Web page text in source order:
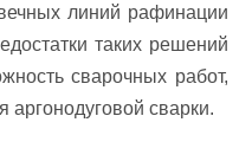
линий рафинации
таких решений
сварочных работ,
аргонодуговой сварки.